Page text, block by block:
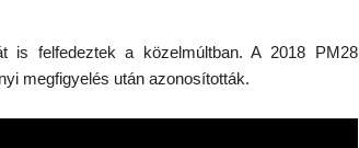
is felfedeztek a közelmúltban. A 2018 PM28
megfigyelés után azonosították.